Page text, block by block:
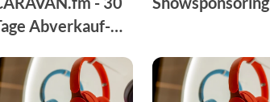
Abverkauf-